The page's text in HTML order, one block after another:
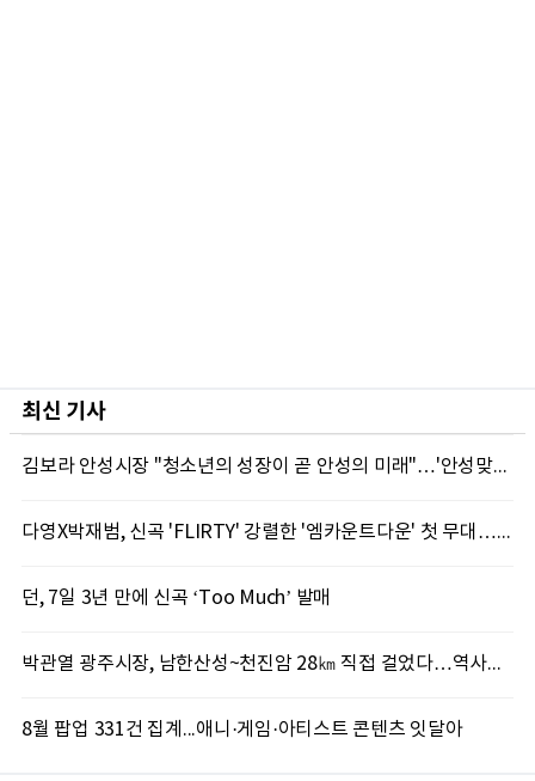
최신 기사
김보라 안성시장 "청소년의 성장이 곧 안성의 미래"…'안성맞춤 스터디랩 구포' 첫걸음
다영X박재범, 신곡 'FLIRTY' 강렬한 '엠카운트다운' 첫 무대…7일 '뮤직뱅크' 출격
던, 7일 3년 만에 신곡 ‘Too Much’ 발매
박관열 광주시장, 남한산성~천진암 28㎞ 직접 걸었다…역사문화 둘레길 조성 '속도'
8월 팝업 331건 집계...애니·게임·아티스트 콘텐츠 잇달아